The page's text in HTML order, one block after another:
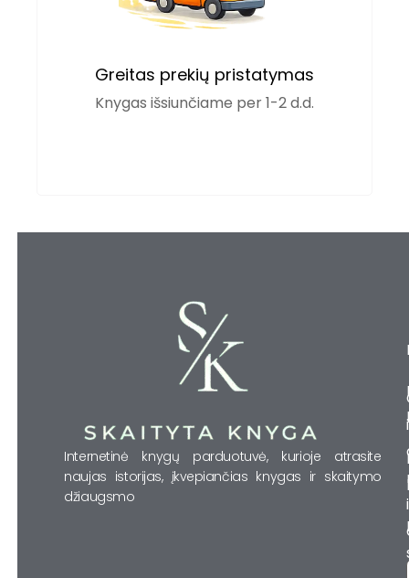
Greitas prekių pristatymas
Knygas išsiunčiame per 1-2 d.d.
Internetinė knygų parduotuvė, kurioje atrasite
naujas istorijas, įkvepiančias knygas ir skaitymo
džiaugsmo